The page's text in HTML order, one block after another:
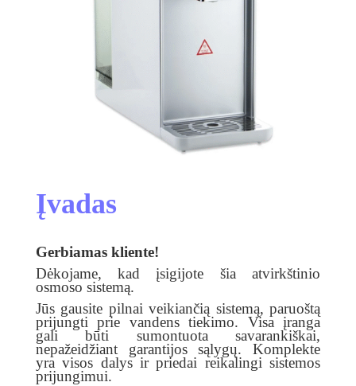
Įvadas
Gerbiamas kliente!
Dėkojame, kad įsigijote šia atvirkštinio
osmoso sistemą.
Jūs gausite pilnai veikiančią sistemą, paruoštą
prijungti prie vandens tiekimo. Visa įranga
gali būti sumontuota savarankiškai,
nepažeidžiant garantijos sąlygų. Komplekte
yra visos dalys ir priedai reikalingi sistemos
prijungimui.